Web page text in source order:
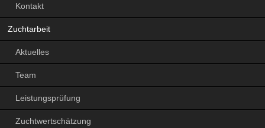
Kontakt
Zuchtarbeit
Aktuelles
Team
Leistungsprüfung
Zuchtwertschätzung